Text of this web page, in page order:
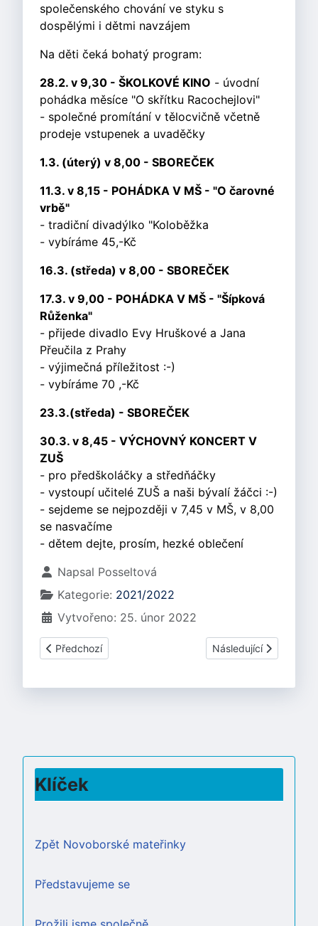
společenského chování ve styku s
dospělými i dětmi navzájem
Na děti čeká bohatý program:
28.2. v 9,30 - ŠKOLKOVÉ KINO - úvodní
pohádka měsíce "O skřítku Racochejlovi"
- společné promítání v tělocvičně včetně
prodeje vstupenek a uvaděčky
1.3. (úterý) v 8,00 - SBOREČEK
11.3. v 8,15 - POHÁDKA V MŠ - "O čarovné
vrbě"
- tradiční divadýlko "Koloběžka
- vybíráme 45,-Kč
16.3. (středa) v 8,00 - SBOREČEK
17.3. v 9,00 - POHÁDKA V MŠ - "Šípková
Růženka"
- přijede divadlo Evy Hruškové a Jana
Přeučila z Prahy
- výjimečná příležitost :-)
- vybíráme 70 ,-Kč
23.3.(středa) - SBOREČEK
30.3. v 8,45 - VÝCHOVNÝ KONCERT V
ZUŠ
- pro předškoláčky a středňáčky
- vystoupí učitelé ZUŠ a naši bývalí žáčci :-)
- sejdeme se nejpozději v 7,45 v MŠ, v 8,00
se nasvačíme
- dětem dejte, prosím, hezké oblečení
Základní údaje
Napsal Posseltová
Kategorie: 2021/2022
Vytvořeno: 25. únor 2022
Předchozí článek: PROGRAM NA DUBEN 2022
Předchozí Další článek: Školka v
Následující
Klíček
Zpět Novoborské mateřinky
Představujeme se